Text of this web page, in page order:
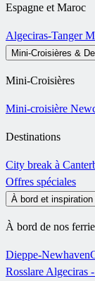
Espagne et Maroc
Algeciras-Tanger
Mini-Croisières &
Mini-Croisières
Mini-croisière
Destinations
City break à
Offres spéciales
À bord et inspiration
À bord de nos
Dieppe-Newhaven
Rosslare Algeciras